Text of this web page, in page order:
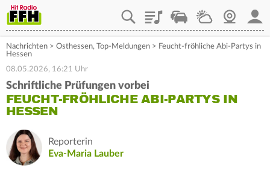
PlaylistStaupilotWetterWebcam
Nachrichten > Osthessen, Top-Meldungen > Feucht-fröhliche Abi-Partys in
Hessen
08.05.2026, 16:21 Uhr
Schriftliche Prüfungen vorbei
FEUCHT-FRÖHLICHE ABI-PARTYS IN
HESSEN
Reporterin
Eva-Maria Lauber